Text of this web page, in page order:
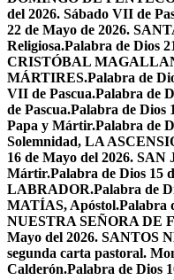
del 2026. Sábado VII de
22 de Mayo de 2026.
Religiosa.Palabra de Dios
CRISTÓBAL
MÁRTIRES.Palabra de
VII de Pascua.Palabra de
de Pascua.Palabra de Dios
Papa y Mártir.Palabra de
Solemnidad, LA
16 de Mayo del 2026.
Mártir.Palabra de Dios 15
LABRADOR.Palabra de
MATÍAS, Apóstol.Palabra
NUESTRA SEÑORA DE
Mayo del 2026. SANTOS
segunda carta pastoral.
Calderón.Palabra de Dios